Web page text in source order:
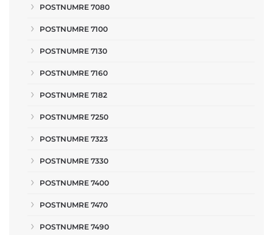
POSTNUMRE 7080
POSTNUMRE 7100
POSTNUMRE 7130
POSTNUMRE 7160
POSTNUMRE 7182
POSTNUMRE 7250
POSTNUMRE 7323
POSTNUMRE 7330
POSTNUMRE 7400
POSTNUMRE 7470
POSTNUMRE 7490